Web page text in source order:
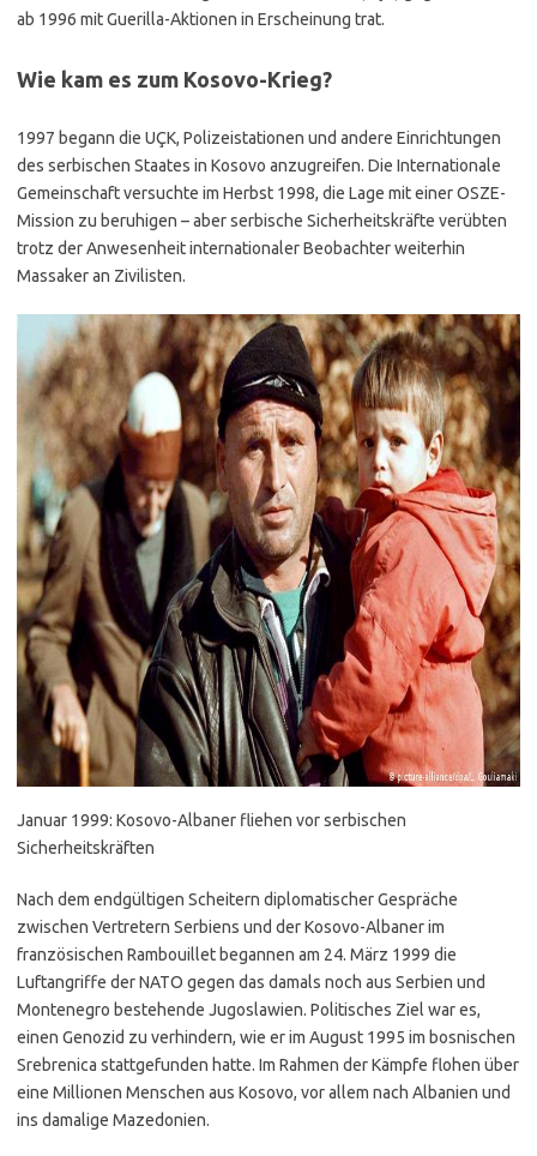
ab 1996 mit Guerilla-Aktionen in Erscheinung trat.
Wie kam es zum Kosovo-Krieg?
1997 begann die UÇK, Polizeistationen und andere Einrichtungen
des serbischen Staates in Kosovo anzugreifen. Die Internationale
Gemeinschaft versuchte im Herbst 1998, die Lage mit einer OSZE-
Mission zu beruhigen – aber serbische Sicherheitskräfte verübten
trotz der Anwesenheit internationaler Beobachter weiterhin
Massaker an Zivilisten.
Januar 1999: Kosovo-Albaner fliehen vor serbischen
Sicherheitskräften
Nach dem endgültigen Scheitern diplomatischer Gespräche
zwischen Vertretern Serbiens und der Kosovo-Albaner im
französischen Rambouillet begannen am 24. März 1999 die
Luftangriffe der NATO gegen das damals noch aus Serbien und
Montenegro bestehende Jugoslawien. Politisches Ziel war es,
einen Genozid zu verhindern, wie er im August 1995 im bosnischen
Srebrenica stattgefunden hatte. Im Rahmen der Kämpfe flohen über
eine Millionen Menschen aus Kosovo, vor allem nach Albanien und
ins damalige Mazedonien.